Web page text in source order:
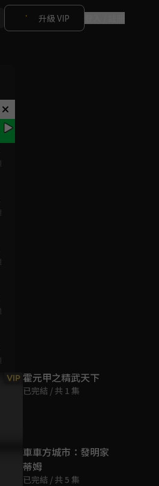
升級 VIP
VIP 霍元甲之精武天下
已完結 / 共 1 集
車車方城市：發明家
蒂姆
已完結 / 共 5 集